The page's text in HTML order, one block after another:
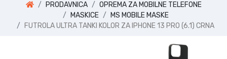
PRODAVNICA
OPREMA ZA MOBILNE TELEFONE
MASKICE
MS MOBILE MASKE
FUTROLA ULTRA TANKI KOLOR ZA IPHONE 13 PRO (6.1) CRNA